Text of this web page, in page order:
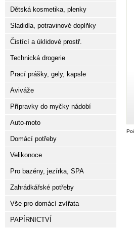
Dětská kosmetika, plenky
Sladidla, potravinové doplňky
Čistící a úklidové prostř.
Technická drogerie
Prací prášky, gely, kapsle
Aviváže
Přípravky do myčky nádobí
Auto-moto
Domácí potřeby
Velikonoce
Pro bazény, jezírka, SPA
Zahrádkářské potřeby
Vše pro domácí zvířata
PAPÍRNICTVÍ